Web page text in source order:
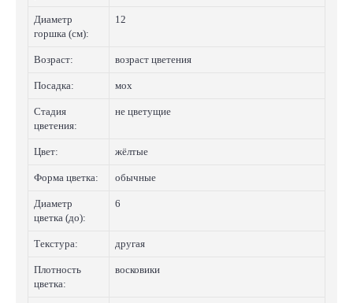
Диаметр
горшка (см):
12
Возраст: возраст цветения
Посадка: мох
Стадия
цветения:
не цветущие
Цвет: жёлтые
Форма цветка: обычные
Диаметр
цветка (до):
6
Текстура: другая
Плотность
цветка:
восковики